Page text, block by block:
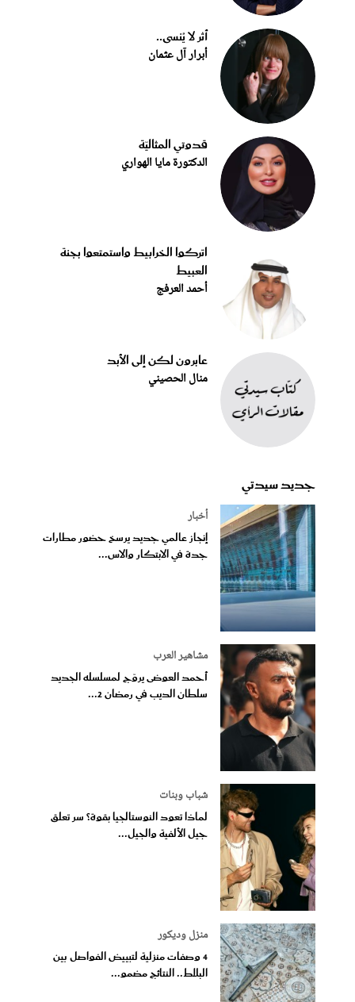
أثر لا يُنسى..
أبرار آل عثمان
قدوتي المثاليّة
الدكتورة مايا الهواري
اتركوا الخرابيط واستمتعوا بجنة
العبيط
أحمد العرفج
عابرون لكن إلى الأبد
منال الحصيني
جديد سيدتي
أخبار
إنجاز عالمي جديد يرسخ حضور مطارات
جدة في الابتكار والاس...
مشاهير العرب
أحمد العوضى يروّج لمسلسله الجديد
سلطان الديب في رمضان 2...
شباب وبنات
لماذا تعود النوستالجيا بقوة؟ سر تعلق
جيل الألفية والجيل...
منزل وديكور
4 وصفات منزلية لتبييض الفواصل بين
البلاط.. النتائج مضمو...